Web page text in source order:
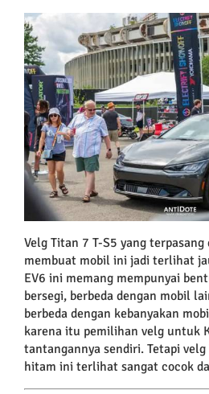
Velg Titan 7 T-S5 yang terpasang
membuat mobil ini jadi terlihat
EV6 ini memang mempunyai
bersegi, berbeda dengan mobil
berbeda dengan kebanyakan
karena itu pemilihan velg untuk
tantangannya sendiri. Tetapi
hitam ini terlihat sangat cocok